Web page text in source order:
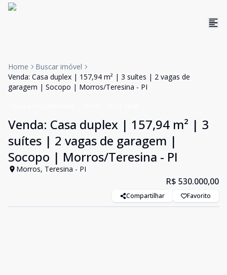
Home
Buscar imóvel
Venda: Casa duplex | 157,94 m² | 3 suítes | 2 vagas de
garagem | Socopo | Morros/Teresina - PI
Venda: Casa duplex | 157,94 m² | 3
suítes | 2 vagas de garagem |
Socopo | Morros/Teresina - PI
Morros, Teresina - PI
R$ 530.000,00
Compartilhar Favorito